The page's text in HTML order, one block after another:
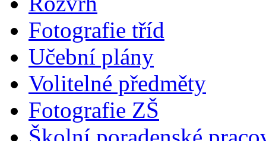
Fotografie tříd
Učební plány
Volitelné předměty
Fotografie ZŠ